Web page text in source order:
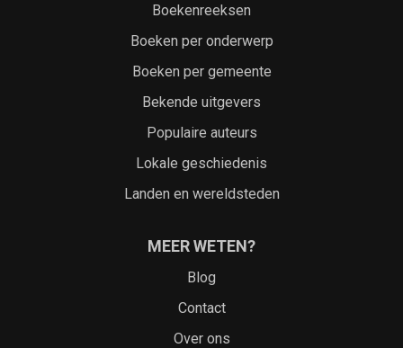
Boekenreeksen
Boeken per onderwerp
Boeken per gemeente
Bekende uitgevers
Populaire auteurs
Lokale geschiedenis
Landen en wereldsteden
MEER WETEN?
Blog
Contact
Over ons